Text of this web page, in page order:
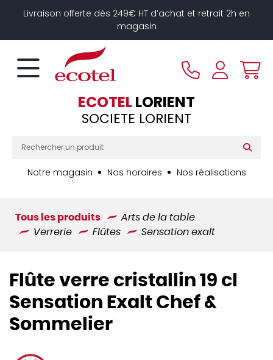
Livraison offerte dès 249€ HT d’achat et retrait 2h en
magasin
ECOTELLORIENT
SOCIETE LORIENT
Notre magasin Nos horaires Nos réalisations
Tous les produits
Arts de la table
Verrerie
Flûtes Sensation exalt
Flûte verre cristallin 19 cl
Sensation Exalt Chef &
Sommelier
Panneau de gestion des cookies